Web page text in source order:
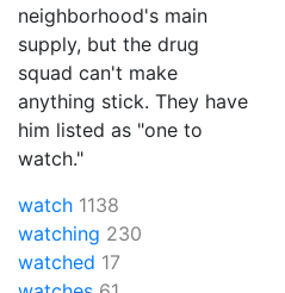
neighborhood's main
supply, but the drug
squad can't make
anything stick. They have
him listed as "one to
watch."
watch 1138
watching 230
watched 17